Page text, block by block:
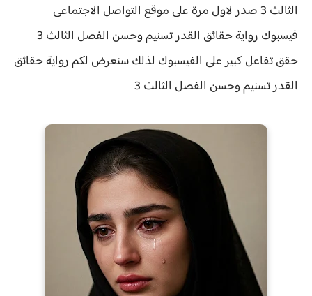
الثالث 3 صدر لاول مرة على موقع التواصل الاجتماعى
فيسبوك رواية حقائق القدر تسنيم وحسن الفصل الثالث 3
حققتفاعل كبير على الفيسبوك لذلك سنعرض لكمروايةحقائق
القدر تسنيم وحسن الفصل الثالث 3